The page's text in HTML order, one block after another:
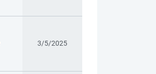
3/5/2025